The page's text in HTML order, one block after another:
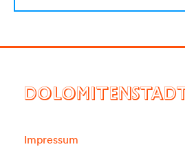
DOLOMITENSTADT
Impressum